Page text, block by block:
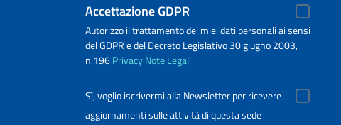
Accettazione GDPR
Autorizzo il trattamento dei miei dati personali ai sensi
del GDPR e del Decreto Legislativo 30 giugno 2003,
n.196PrivacyNote Legali
Sì, voglio iscrivermi alla Newsletter per ricevere
aggiornamenti sulle attività di questa sede